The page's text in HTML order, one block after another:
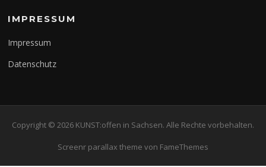
IMPRESSUM
Impressum
Datenschutz
Copyright © 2026 KUNST:offen in Sachsen. Alle Rechte vorbehalten.
Screenr parallax theme von FameThemes